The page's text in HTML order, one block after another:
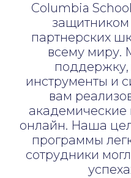
Columbia
партнерских
всему миру.
поддержку,
инструменты и
вам
онлайн. Наша
программы
сотрудники